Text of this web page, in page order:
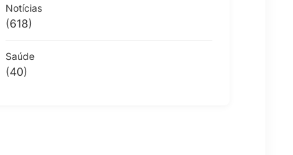
Notícias
(618)
Saúde
(40)